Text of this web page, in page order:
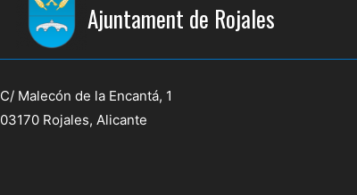
Ajuntament de Rojales
C/ Malecón de la Encantá, 1
03170 Rojales, Alicante